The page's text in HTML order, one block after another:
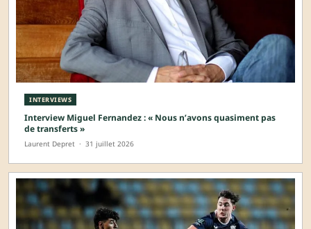
INTERVIEWS
Interview Miguel Fernandez : « Nous n’avons quasiment pas
de transferts »
Laurent Depret · 31 juillet 2026